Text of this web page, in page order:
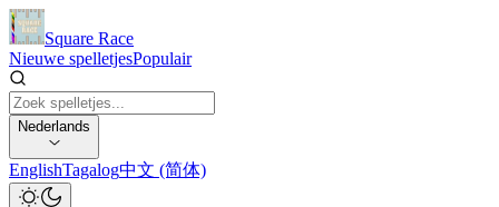
Square Race
Nieuwe spelletjesPopulair
Nederlands
EnglishTagalog中文 (简体)